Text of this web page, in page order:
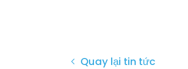
Quay lại tin tức